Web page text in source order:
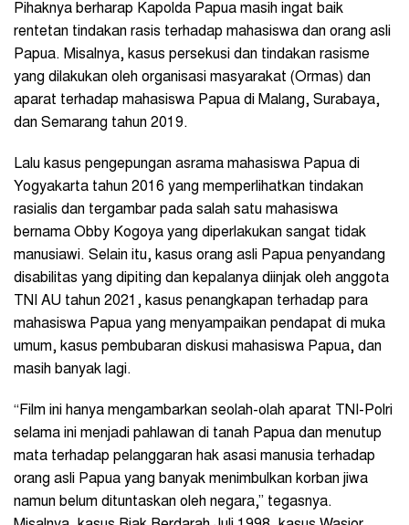
Pihaknya berharap Kapolda Papua masih ingat baik
rentetan tindakan rasis terhadap mahasiswa dan orang asli
Papua. Misalnya, kasus persekusi dan tindakan rasisme
yang dilakukan oleh organisasi masyarakat (Ormas) dan
aparat terhadap mahasiswa Papua di Malang, Surabaya,
dan Semarang tahun 2019.
Lalu kasus pengepungan asrama mahasiswa Papua di
Yogyakarta tahun 2016 yang memperlihatkan tindakan
rasialis dan tergambar pada salah satu mahasiswa
bernama Obby Kogoya yang diperlakukan sangat tidak
manusiawi. Selain itu, kasus orang asli Papua penyandang
disabilitas yang dipiting dan kepalanya diinjak oleh anggota
TNI AU tahun 2021, kasus penangkapan terhadap para
mahasiswa Papua yang menyampaikan pendapat di muka
umum, kasus pembubaran diskusi mahasiswa Papua, dan
masih banyak lagi.
“Film ini hanya mengambarkan seolah-olah aparat TNI-Polri
selama ini menjadi pahlawan di tanah Papua dan menutup
mata terhadap pelanggaran hak asasi manusia terhadap
orang asli Papua yang banyak menimbulkan korban jiwa
namun belum dituntaskan oleh negara,” tegasnya.